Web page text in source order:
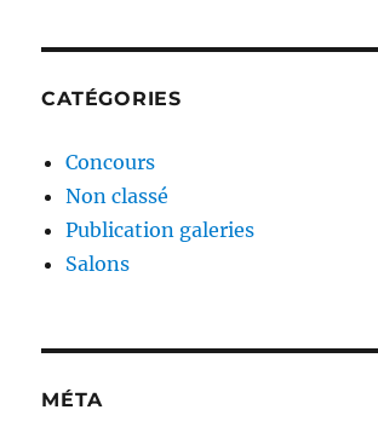
CATÉGORIES
Concours
Non classé
Publication galeries
Salons
MÉTA